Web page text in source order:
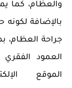
والعظام، كما
بالإضافة
جراحة
العمود
الموقع